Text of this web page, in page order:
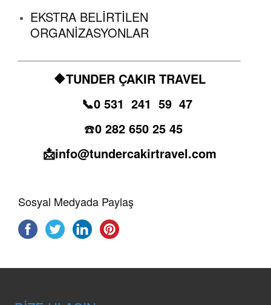
EKSTRA BELİRTİLEN
ORGANİZASYONLAR
🔶️TUNDER ÇAKIR TRAVEL
📞0 531 241 59 47
☎️0 282 650 25 45
📩info@tundercakirtravel.com
Sosyal Medyada Paylaş